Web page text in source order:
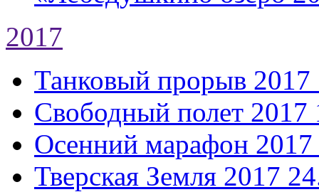
2017
Танковый прорыв 2017
Свободный полет 2017
Осенний марафон 2017
Тверская Земля 2017